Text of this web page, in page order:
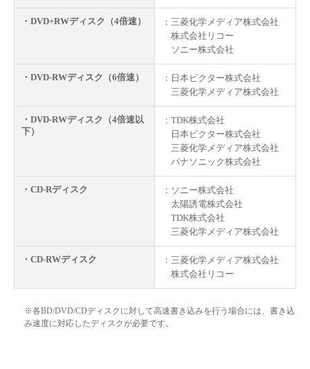
・DVD+RWディスク（4倍速）
：三菱化学メディア株式会社
株式会社リコー
ソニー株式会社
・DVD-RWディスク（6倍速）
：日本ビクター株式会社
三菱化学メディア株式会社
・DVD-RWディスク（4倍速以
下）
：TDK株式会社
日本ビクター株式会社
三菱化学メディア株式会社
パナソニック株式会社
・CD-Rディスク
：ソニー株式会社
太陽誘電株式会社
TDK株式会社
三菱化学メディア株式会社
・CD-RWディスク
：三菱化学メディア株式会社
株式会社リコー
※各BD/DVD/CDディスクに対して高速書き込みを行う場合には、書き込
み速度に対応したディスクが必要です。